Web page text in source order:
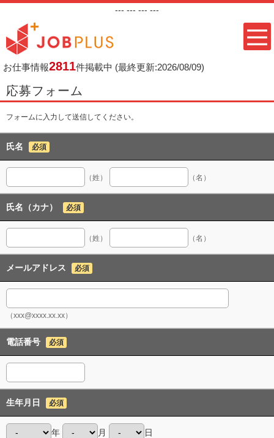
--- --- --- ---
お仕事情報2811件掲載中 (最終更新:2026/08/09)
応募フォーム
フォームに入力して送信してください。
氏名 必須
（姓） （名）
氏名（カナ） 必須
（姓） （名）
メールアドレス 必須
（xxx@xxxx.xx.xx）
電話番号 必須
生年月日 必須
年 月 日